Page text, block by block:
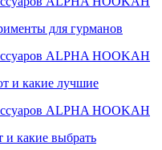
для гурманов
и какие лучшие
какие выбрать